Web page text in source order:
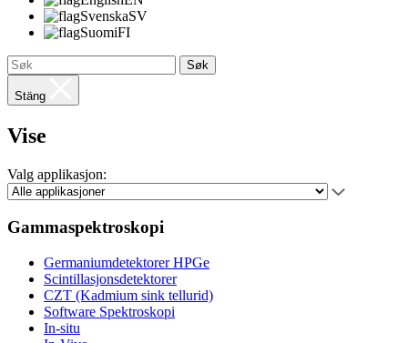
SvenskaSV
SuomiFI
Søk
Stäng
Vise
Valg applikasjon:
Gammaspektroskopi
Germaniumdetektorer HPGe
Scintillasjonsdetektorer
CZT (Kadmium sink tellurid)
Software Spektroskopi
In-situ